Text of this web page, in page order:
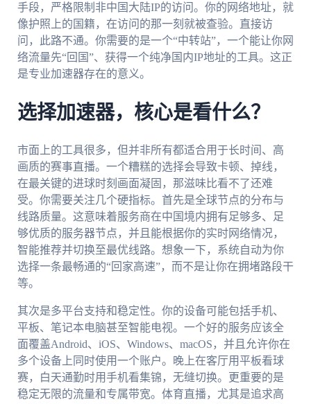
手段，严格限制非中国大陆IP的访问。你的网络地址，就
像护照上的国籍，在访问的那一刻就被查验。直接访
问，此路不通。你需要的是一个“中转站”，一个能让你网
络流量先“回国”、获得一个纯净国内IP地址的工具。这正
是专业加速器存在的意义。
选择加速器，核心是看什么？
市面上的工具很多，但并非所有都适合用于长时间、高
画质的赛事直播。一个糟糕的选择会导致卡顿、掉线，
在最关键的进球时刻画面凝固，那滋味比看不了还难
受。你需要关注几个硬指标。首先是全球节点的分布与
线路质量。这意味着服务商在中国境内拥有足够多、足
够优质的服务器节点，并且能根据你的实时网络情况，
智能推荐并切换至最优线路。想象一下，系统自动为你
选择一条最畅通的“回家高速”，而不是让你在拥堵路段干
等。
其次是多平台支持和稳定性。你的设备可能包括手机、
平板、笔记本电脑甚至智能电视。一个好的服务应该全
面覆盖Android、iOS、Windows、macOS，并且允许你在
多个设备上同时使用一个账户。晚上在客厅用平板看球
赛，白天通勤时用手机看集锦，无缝切换。更重要的是
稳定无限的流量和专属带宽。体育直播，尤其是追求高